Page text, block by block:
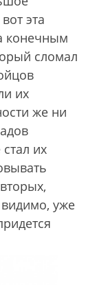
эта
конечным
сломал
их
же ни
их
уже